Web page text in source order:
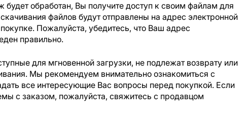
будет обработан, Вы получите доступ к своим файлам для
файлов будут отправлены на адрес электронной
Пожалуйста, убедитесь, что Ваш адрес
правильно.
для мгновенной загрузки, не подлежат возврату или
Мы рекомендуем внимательно ознакомиться с
все интересующие Вас вопросы перед покупкой. Если
с заказом, пожалуйста, свяжитесь с продавцом